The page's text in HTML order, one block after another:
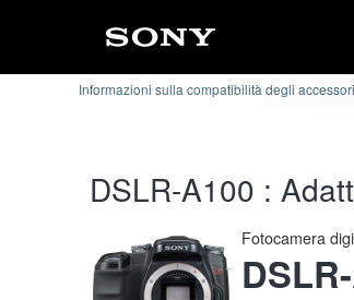
Informazioni sulla compatibilità degli
DSLR-A100 :
Fotocamera